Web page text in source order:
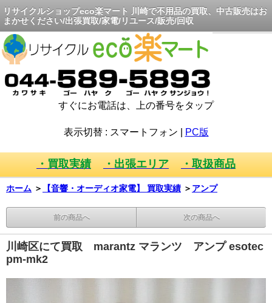
リサイクルショップeco楽マート 川崎で不用品の買取、中古販売はお
まかせください/出張買取/家電/リユース/販売/回収
すぐにお電話は、上の番号をタップ
表示切替 : スマートフォン PC版
・買取実績 ・出張エリア ・取扱商品
ホーム ＞ 【音響・オーディオ家電】 買取実績 ＞ アンプ
前の商品へ 次の商品へ
川崎区にて買取 marantz マランツ アンプ esotec
pm-mk2